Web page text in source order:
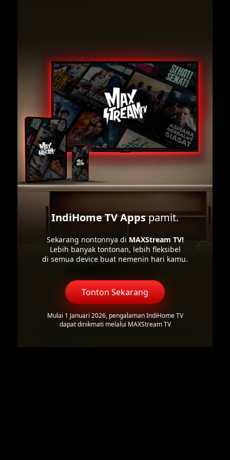
IndiHome TV Appspamit.
Sekarang nontonnya di MAXStream TV!
Lebih banyak tontonan, lebih fleksibel
di semua device buat nemenin hari kamu.
Tonton Sekarang
Mulai 1 Januari 2026, pengalaman IndiHome TV
dapat dinikmati melalui MAXStream TV